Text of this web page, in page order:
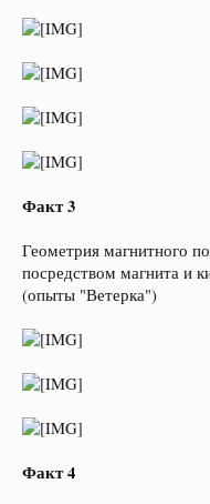
Факт 3
Геометрия магнитного
посредством магнита и
(опыты "Ветерка")
Факт 4